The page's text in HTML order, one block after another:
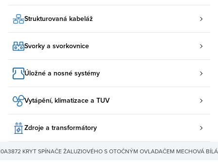
Strukturovaná kabeláž
Svorky a svorkovnice
Úložné a nosné systémy
Vytápění, klimatizace a TUV
Zdroje a transformátory
KRYT SPÍNAČE ŽALUZIOVÉHO S OTOČNÝM OVLADAČEM MECHOVÁ BÍLÁ